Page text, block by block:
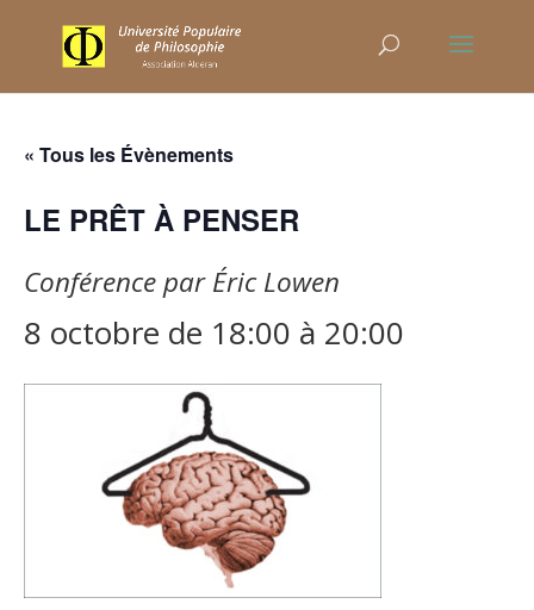
« Tous les Évènements
LE PRÊT À PENSER
Conférence par Éric Lowen
8 octobre de 18:00 à 20:00